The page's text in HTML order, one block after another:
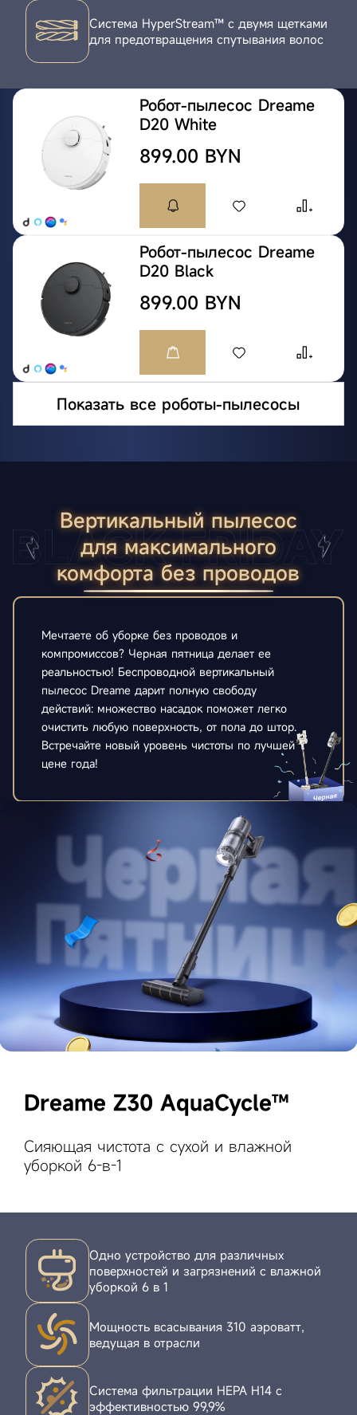
Cистема HyperStream™ с двумя щетками
для предотвращения спутывания волос
Робот-пылесос Dreame
D20 White
899.00 BYN
Робот-пылесос Dreame
D20 Black
899.00 BYN
Показать все роботы-пылесосы
Вертикальный пылесос
для максимального
комфорта без проводов
Мечтаете об уборке без проводов и
компромиссов? Черная пятница делает ее
реальностью! Беспроводной вертикальный
пылесос Dreame дарит полную свободу
действий: множество насадок поможет легко
очистить любую поверхность, от пола до штор.
Встречайте новый уровень чистоты по лучшей
цене года!
Dreame Z30 AquaCycle™
Сияющая чистота с сухой и влажной
уборкой 6-в-1
Одно устройство для различных
поверхностей и загрязнений с влажной
уборкой 6 в 1
Мощность всасывания 310 аэроватт,
ведущая в отрасли
Система фильтрации HEPA H14 с
эффективностью 99,9%